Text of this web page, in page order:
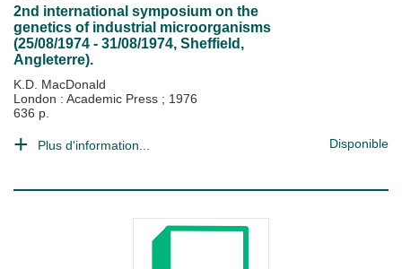
2nd international symposium on the
genetics of industrial microorganisms
(25/08/1974 - 31/08/1974, Sheffield,
Angleterre).
K.D. MacDonald
London : Academic Press ; 1976
636 p.
Plus d'information... Disponible